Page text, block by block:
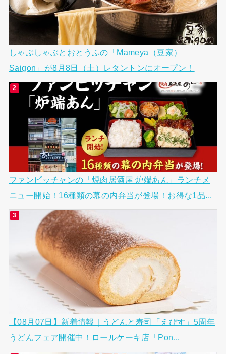
しゃぶしゃぶとおとうふの「Mameya（豆家）
Saigon」が8月8日（土）レタントンにオープン！
ファンビッチャンの「焼肉居酒屋 炉端あん」ランチメ
ニュー開始！16種類の幕の内弁当が登場！お得な1品...
【08月07日】新着情報｜うどんと寿司「えびす」5周年
うどんフェア開催中！ロールケーキ店「Pon...